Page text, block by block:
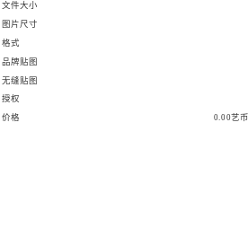
文件大小
图片尺寸
格式
品牌贴图
无缝贴图
授权
价格 0.00艺币